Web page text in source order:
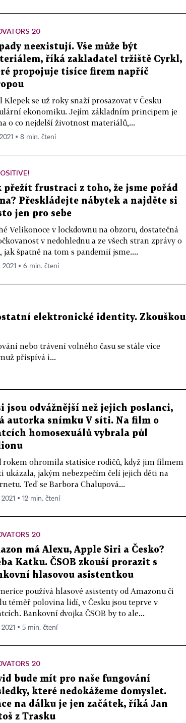
20
neexistují. Vše může být
říká zakladatel tržiště Cyrkl,
propojuje tisíce firem napříč
Klepek se už roky snaží prosazovat v Česku
ekonomiku. Jejím základním principem je
o co nejdelší životnost materiálů,...
▪ 8 min. čtení
přežít frustraci z toho, že jsme pořád
Přeskládejte nábytek a najděte si
jen pro sebe
Velikonoce v lockdownu na obzoru, dostatečná
v nedohlednu a ze všech stran zprávy o
jak špatně na tom s pandemií jsme....
2021 ▪ 6 min. čtení
elektronické identity. Zkouškou
nebo trávení volného času se stále více
přispívá i...
jsou odvážnější než jejich poslanci,
autorka snímku V síti. Na film o
homosexuálů vybrala půl
rokem ohromila statisíce rodičů, když jim filmem
ukázala, jakým nebezpečím čelí jejich děti na
Teď se Barbora Chalupová...
2021 ▪ 12 min. čtení
20
má Alexu, Apple Siri a Česko?
Katku. ČSOB zkouší prorazit s
hlasovou asistentkou
používá hlasové asistenty od Amazonu či
téměř polovina lidí, v Česku jsou teprve v
Bankovní dvojka ČSOB by to ale...
2021 ▪ 5 min. čtení
20
bude mít pro naše fungování
které nedokážeme domyslet.
na dálku je jen začátek, říká Jan
z Trasku